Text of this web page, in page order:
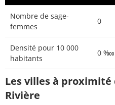
Nombre de sage-
femmes
0
Densité pour 10 000
habitants
0 ‱
Les villes à proximité
Rivière